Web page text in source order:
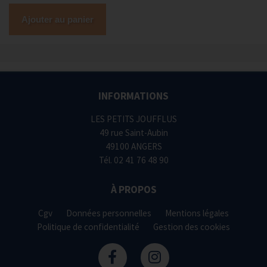
Ajouter au panier
INFORMATIONS
LES PETITS JOUFFLUS
49 rue Saint-Aubin
49100 ANGERS
Tél. 02 41 76 48 90
À PROPOS
Cgv Données personnelles
Mentions légales
Politique de confidentialité
Gestion des cookies